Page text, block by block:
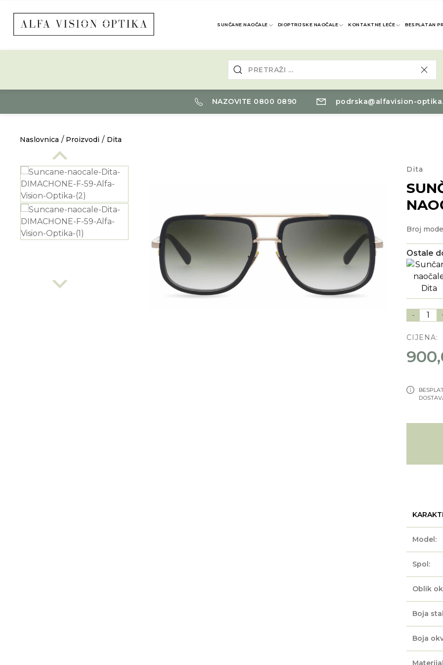
SUNČANE NAOČALE DIOPTRIJSKE NAOČALE KONTAKTNE LEĆE BESPLATAN
NAZOVITE 0800 0890 podrska@alfavision-
Naslovnica Proizvodi Dita
Dita
Broj
Ostale
- 1
CIJENA:
Model:
Spol:
Oblik
Boja
Boja